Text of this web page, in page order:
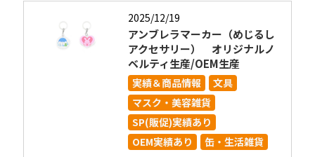
2025/12/19
アンブレラマーカー（めじるし
アクセサリー） オリジナルノ
ベルティ生産/OEM生産
実績＆商品情報
文具
マスク・美容雑貨
SP(販促)実績あり
OEM実績あり
缶・生活雑貨